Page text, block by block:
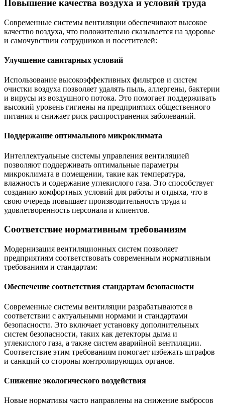
Повышение качества воздуха и условий труда
Современные системы вентиляции обеспечивают высокое
качество воздуха, что положительно сказывается на здоровье
и самочувствии сотрудников и посетителей:
Улучшение санитарных условий
Использование высокоэффективных фильтров и систем
очистки воздуха позволяет удалять пыль, аллергены, бактерии
и вирусы из воздушного потока. Это помогает поддерживать
высокий уровень гигиены на предприятиях общественного
питания и снижает риск распространения заболеваний.
Поддержание оптимального микроклимата
Интеллектуальные системы управления вентиляцией
позволяют поддерживать оптимальные параметры
микроклимата в помещении, такие как температура,
влажность и содержание углекислого газа. Это способствует
созданию комфортных условий для работы и отдыха, что в
свою очередь повышает производительность труда и
удовлетворенность персонала и клиентов.
Соответствие нормативным требованиям
Модернизация вентиляционных систем позволяет
предприятиям соответствовать современным нормативным
требованиям и стандартам:
Обеспечение соответствия стандартам безопасности
Современные системы вентиляции разрабатываются в
соответствии с актуальными нормами и стандартами
безопасности. Это включает установку дополнительных
систем безопасности, таких как детекторы дыма и
углекислого газа, а также систем аварийной вентиляции.
Соответствие этим требованиям помогает избежать штрафов
и санкций со стороны контролирующих органов.
Снижение экологического воздействия
Новые нормативы часто направлены на снижение выбросов